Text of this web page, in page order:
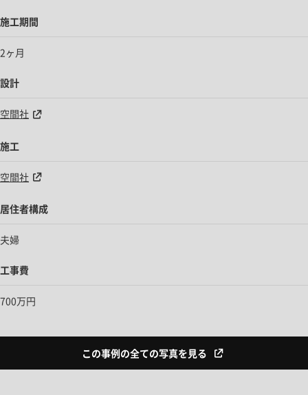
施工期間
2ヶ月
設計
空間社
施工
空間社
居住者構成
夫婦
工事費
700万円
この事例の全ての写真を見る